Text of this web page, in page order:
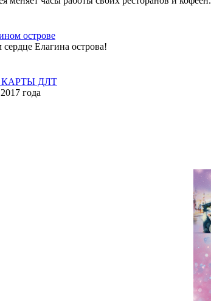
острове
Елагина острова!
ДЛТ
года